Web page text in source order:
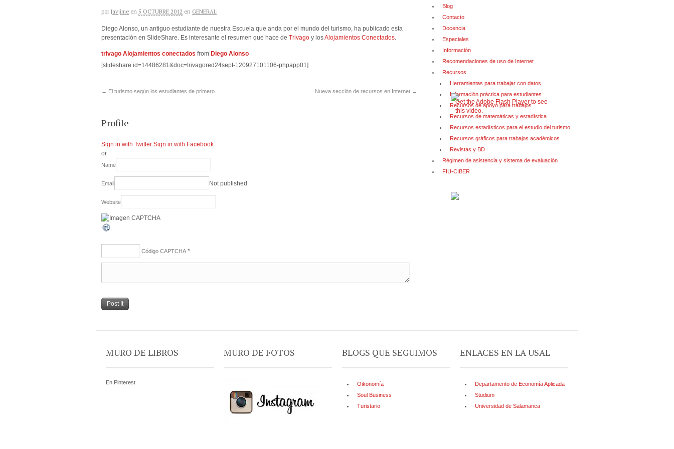
por Javjime en 5 OCTUBRE 2012 en GENERAL
Diego Alonso, un antiguo estudiante de nuestra Escuela que anda por el mundo del turismo, ha publicado esta
presentación en SlideShare. Es interesante el resumen que hace de Trivago y losAlojamientos Conectados
trivago Alojamientos conectados from Diego Alonso
[slideshare id=14486281&doc=trivagored24sept-120927101106-phpapp01]
← El turismo según los estudiantes de primero Nueva sección de recursos en Internet →
Profile
Sign in with Twitter Sign in with Facebook
or
Name
Email Not published
Website
Código CAPTCHA *
Blog
Contacto
Docencia
Especiales
Información
Recomendaciones de uso de Internet
Recursos
Herramientas para trabajar con datos
Información práctica para estudiantes
Recursos de apoyo para trabajos
Recursos de matemáticas y estadística
Recursos estadísticos para el estudio del turismo
Recursos gráficos para trabajos académicos
Revistas y BD
Régimen de asistencia y sistema de evaluación
FIU-CIBER
Get the Adobe Flash Player to see
this video.
MURO DE LIBROS
En Pinterest
MURO DE FOTOS BLOGS QUE SEGUIMOS
Oikonomía
Soul Business
Turistario
ENLACES EN LA USAL
Departamento de Economía Aplicada
Studium
Universidad de Salamanca